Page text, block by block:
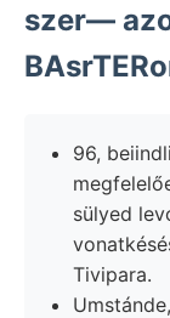
szer—
96,
sülyed
Tivipara.